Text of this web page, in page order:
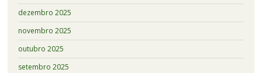
dezembro 2025
novembro 2025
outubro 2025
setembro 2025